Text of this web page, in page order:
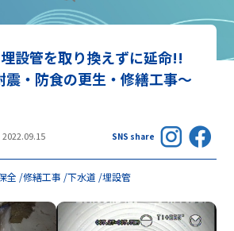
設管を取り換えずに延命!!
震・防食の更生・修繕工事～
2022.09.15 SNS share
全 修繕工事 下水道 埋設管